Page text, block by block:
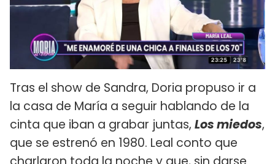
Tras el show de Sandra, Doria propuso ir a
la casa de María a seguir hablando de la
cinta que iban a grabar juntas, Los miedos,
que se estrenó en 1980. Leal conto que